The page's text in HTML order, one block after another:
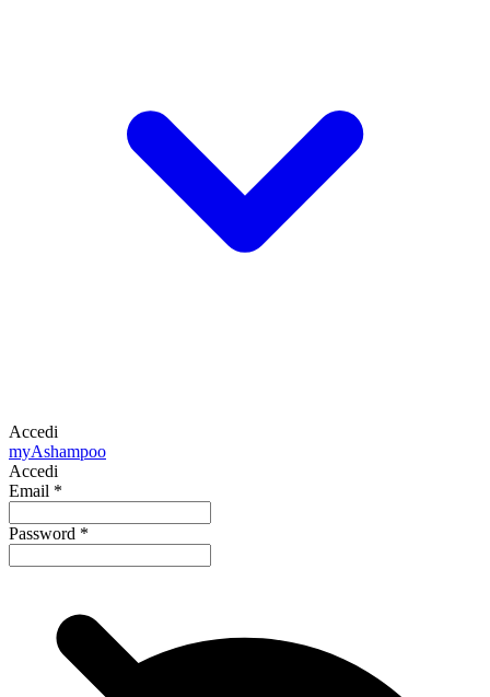
Accedi
myAshampoo
Accedi
Email *
Password *